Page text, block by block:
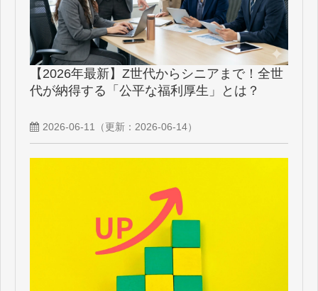
企業情報
健康経営への取り組み
【2026年最新】Z世代からシニアまで！全世
代が納得する「公平な福利厚生」とは？
2026-06-11 （更新： 2026-06-14）